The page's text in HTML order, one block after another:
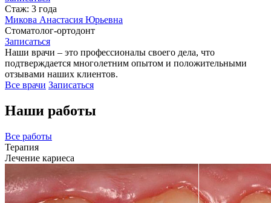
Стаж: 3 года
Микова Анастасия Юрьевна
Стоматолог-ортодонт
Записаться
Наши врачи – это профессионалы своего дела, что
подтверждается многолетним опытом и положительными
отзывами наших клиентов.
Все врачи Записаться
Наши работы
Все работы
Терапия
Лечение кариеса